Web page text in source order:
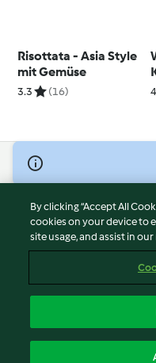
Risottata - Asia Style
mit Gemüse
3.3 (16)
© Copyright 2026
Terms of Service
Privacy Policy
Disclaimer
Cookies
Withdraw Contract
By clicking “Accept All
cookies on your device to
site usage, and assist in